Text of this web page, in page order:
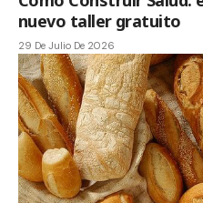
nuevo taller gratuito
29 De Julio De 2026